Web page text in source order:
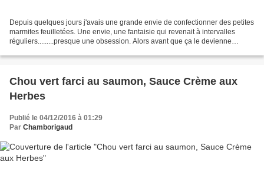
Depuis quelques jours j'avais une grande envie de confectionner des petites
marmites feuilletées. Une envie, une fantaisie qui revenait à intervalles
réguliers.........presque une obsession. Alors avant que ça le devienne
Chou vert farci au saumon, Sauce Crème aux
Herbes
Publié le 04/12/2016 à 01:29
Par Chamborigaud